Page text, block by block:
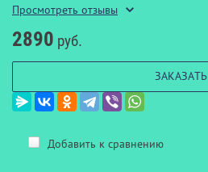
Просмотреть отзывы
2890 руб.
ЗАКАЗАТЬ
Добавить к сравнению